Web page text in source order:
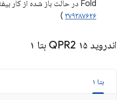
Fold در حالت باز شده از کار بیفتند، برطرف شد. (
۳۷۹۳۸۷۶۲۶ )
اندروید ۱۵ QPR2 بتا ۱
بتا ۱